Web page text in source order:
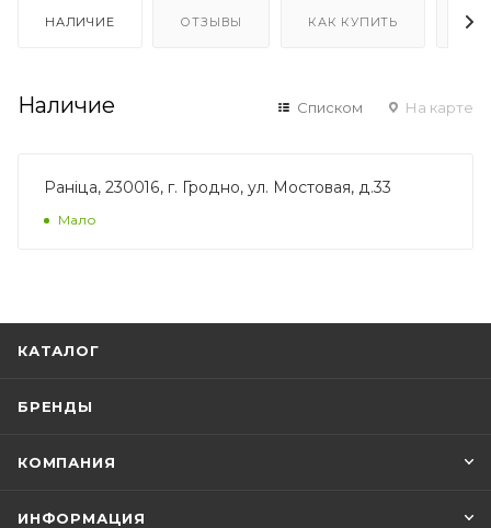
НАЛИЧИЕ ОТЗЫВЫ КАК КУПИТЬ
Наличие Списком На карте
Раніца, 230016, г. Гродно, ул. Мостовая, д.33
Мало
КАТАЛОГ
БРЕНДЫ
КОМПАНИЯ
ИНФОРМАЦИЯ